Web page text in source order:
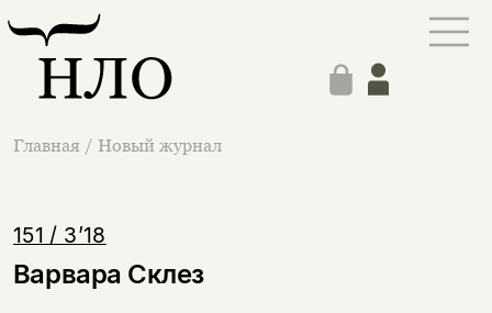
Главная / Новый журнал
151 / 3’18
Варвара Склез